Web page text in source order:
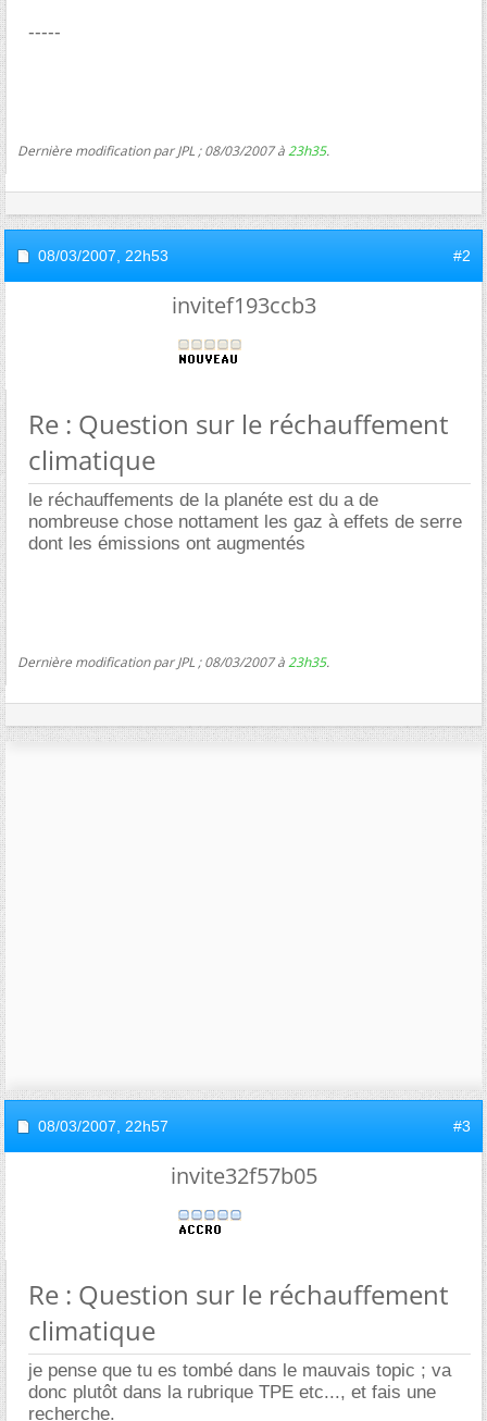
-----
Dernière modification par JPL ; 08/03/2007 à23h35.
08/03/2007, 22h53 #2
invitef193ccb3
Re : Question sur le réchauffement
climatique
le réchauffements de la planéte est du a de
nombreuse chose nottament les gaz à effets de serre
dont les émissions ont augmentés
Dernière modification par JPL ; 08/03/2007 à23h35.
08/03/2007, 22h57 #3
invite32f57b05
Re : Question sur le réchauffement
climatique
je pense que tu es tombé dans le mauvais topic ; va
donc plutôt dans la rubrique TPE etc..., et fais une
recherche.